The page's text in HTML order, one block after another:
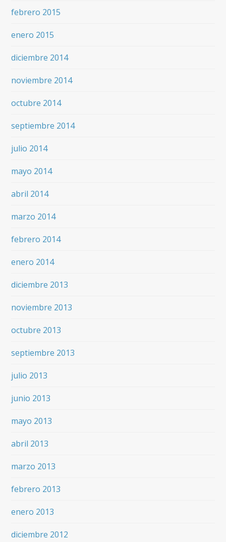
febrero 2015
enero 2015
diciembre 2014
noviembre 2014
octubre 2014
septiembre 2014
julio 2014
mayo 2014
abril 2014
marzo 2014
febrero 2014
enero 2014
diciembre 2013
noviembre 2013
octubre 2013
septiembre 2013
julio 2013
junio 2013
mayo 2013
abril 2013
marzo 2013
febrero 2013
enero 2013
diciembre 2012